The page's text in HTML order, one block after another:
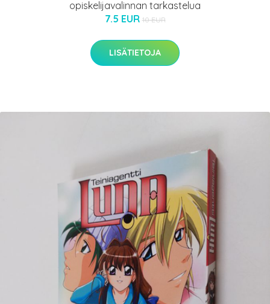
opiskelijavalinnan tarkastelua
7.5 EUR 10 EUR
LISÄTIETOJA